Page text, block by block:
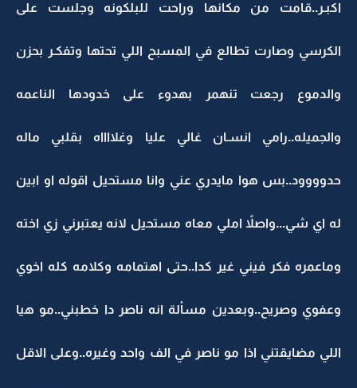
اكبـر..قامت من مكانها وراحت للبلكونه وجلست على
الكرسي وصارت تطالع في المسبح اللي تحتها وتفكـر بحزن
والدموع رجعت تنهمر بهدوء على خدودها الناعمه
والجميله..رامي انسـان غالي عليا وغلااااه بقلبي ماله
حدوووود..بس هوا مايدري عني وانا مستحيل اقوله او ابين
له اي شي...واصلاً املي معاه مستحيل لانه يعتبرني زي اخته
وماعمره فكر فيني غير كدا..حتى اهتمامه وكلامه كله اخوي
وعفوي وصريح..وبعدين مسألة انه ناصر دا خطبني..مو هيا
اللي مضايقتني اذا مو ناصر في الف واحد وغيره..وعلى الاقل